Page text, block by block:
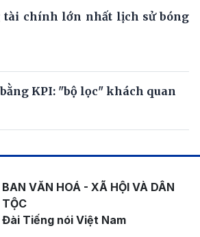
tài chính lớn nhất lịch sử bóng
KPI: "bộ lọc" khách quan
BAN VĂN HOÁ - XÃ HỘI VÀ DÂN
TỘC
Đài Tiếng nói Việt Nam